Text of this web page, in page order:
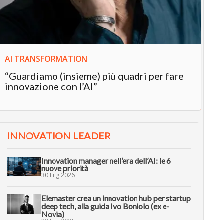
AI TRANSFORMATION
“Guardiamo (insieme) più quadri per fare
innovazione con l’AI”
INNOVATION LEADER
Innovation manager nell’era dell’AI: le 6
nuove priorità
30 Lug 2026
Elemaster crea un innovation hub per startup
deep tech, alla guida Ivo Boniolo (ex e-
Novia)